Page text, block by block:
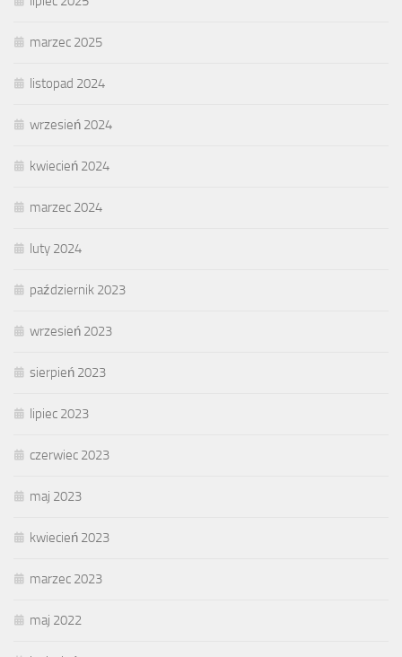
marzec 2025
listopad 2024
wrzesień 2024
kwiecień 2024
marzec 2024
luty 2024
październik 2023
wrzesień 2023
sierpień 2023
lipiec 2023
czerwiec 2023
maj 2023
kwiecień 2023
marzec 2023
maj 2022